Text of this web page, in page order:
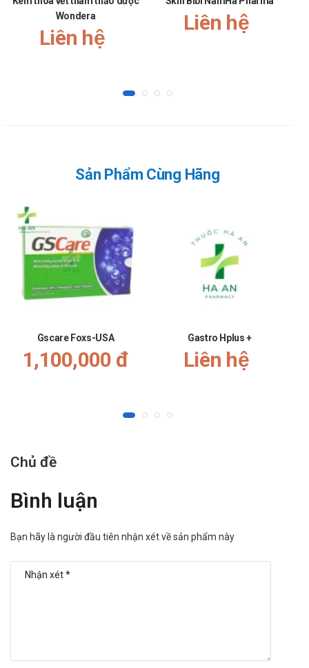
Wondera
Liên hệ
Liên hệ
Sản Phẩm Cùng Hãng
Gscare Foxs-USA
1,100,000 đ
Gastro Hplus +
Liên hệ
Chủ đề
Bình luận
Bạn hãy là người đầu tiên nhận xét về sản phẩm này